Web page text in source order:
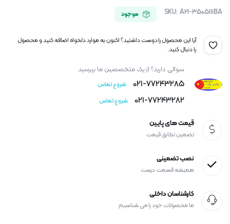
SKU: A21-3505111BA موجود
آیا این محصول را دوست داشتید؟ اکنون به موارد دلخواه اضافه کنید و محصول
را دنبال کنید.
سوالی دارید؟ از یک متخصصین ما بپرسید
021-77243285 شروع تماس
021-77243282 شروع تماس
قیمت های پایین
تضمین تطابق قیمت
نصب تضمینی
همیشه قسمت درست
کارشناسان داخلی
ما محصولات خود را می شناسیم